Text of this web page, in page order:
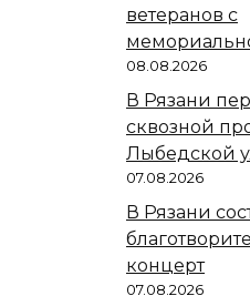
ветеранов с
08.08.2026
В Рязани
сквозной
Лыбедской
07.08.2026
В Рязани
концерт
07.08.2026